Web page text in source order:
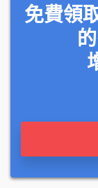
免費領